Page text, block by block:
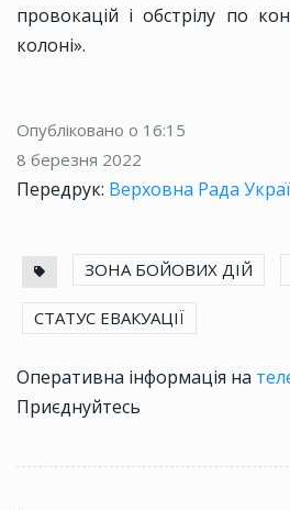
провокацій і обстрілу по
колоні».
Опубліковано о 16:15
8 березня 2022
Передрук: Верховна Рада
ЗОНА БОЙОВИХ ДІЙ
СТАТУС ЕВАКУАЦІЇ
Оперативна інформація на
Приєднуйтесь